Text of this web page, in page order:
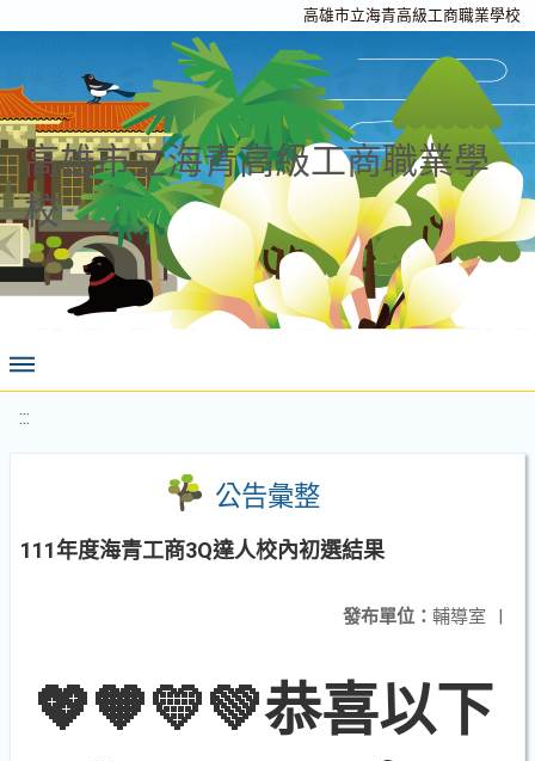
高雄市立海青高級工商職業學校
高雄市立海青高級工商職業學
校
:::
公告彙整
111年度海青工商3Q達人校內初選結果
發布單位： 輔導室 |
💖🧡💛💚恭喜以下